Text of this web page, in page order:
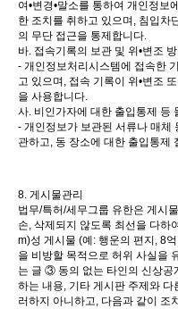
여•변경•말소를 통하여 개인정보
한 조치를 취하고 있으며, 침입차
의 무단 접근을 통제합니다.
바. 접속기록의 보관 및 위•변조 방
- 개인정보처리시스템에 접속한
고 있으며, 접속 기록이 위•변조
을 사용합니다.
사. 비인가자에 대한 출입통제 등
- 개인정보가 보관된 서류나 매체
관하고, 동 장소에 대한 출입통제
8. 게시물관리
법무/특허/세무그룹 유한은 게시
손, 삭제되지 않도록 최선을 다
m)성 게시물 (예: 행운의 편지, 8
을 비방할 목적으로 허위 사실을
는 글 ③ 동의 없는 타인의 신상공
하는 내용, 기타 게시판 주제와
러하지 아니하고, 다음과 같이 조